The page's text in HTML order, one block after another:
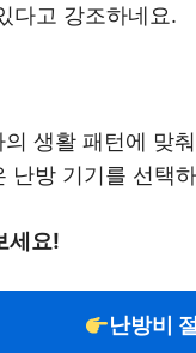
다고 강조하네요.
생활 패턴에 맞
난방 기기를 선택
세요!
난방비